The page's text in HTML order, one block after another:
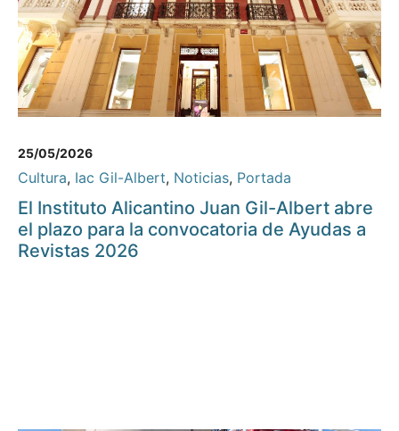
25/05/2026
Cultura, Iac Gil-Albert, Noticias, Portada
El Instituto Alicantino Juan Gil-Albert abre
el plazo para la convocatoria de Ayudas a
Revistas 2026